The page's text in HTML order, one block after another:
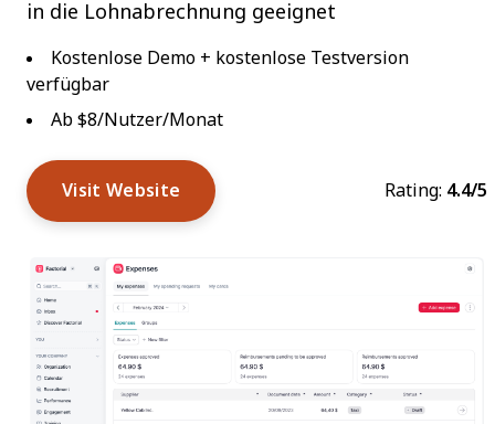
in die Lohnabrechnung geeignet
Kostenlose Demo + kostenlose Testversion
verfügbar
Ab $8/Nutzer/Monat
Visit Website Rating: 4.4/5